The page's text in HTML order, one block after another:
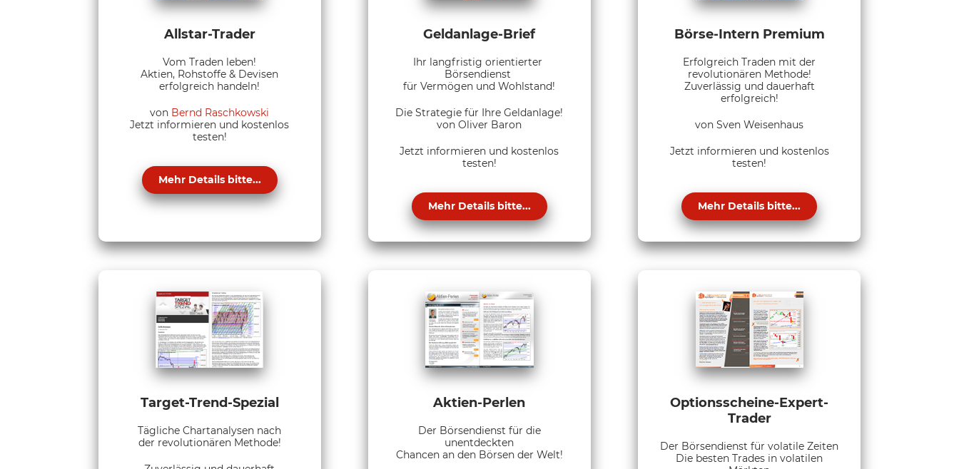
Allstar-Trader
Vom Traden leben!
Aktien, Rohstoffe & Devisen
erfolgreich handeln!
von Bernd Raschkowski
Jetzt informieren und kostenlos
testen!
Mehr Details bitte...
Geldanlage-Brief
Ihr langfristig orientierter
Börsendienst
für Vermögen und Wohlstand!
Die Strategie für Ihre Geldanlage!
von Oliver Baron
Jetzt informieren und kostenlos
testen!
Mehr Details bitte...
Börse-Intern Premium
Erfolgreich Traden mit der
revolutionären Methode!
Zuverlässig und dauerhaft
erfolgreich!
von Sven Weisenhaus
Jetzt informieren und kostenlos
testen!
Mehr Details bitte...
Target-Trend-Spezial
Tägliche Chartanalysen nach
der revolutionären Methode!
Aktien-Perlen
Der Börsendienst für die
unentdeckten
Chancen an den Börsen der Welt!
Optionsscheine-Expert-
Trader
Der Börsendienst für volatile Zeiten
Die besten Trades in volatilen